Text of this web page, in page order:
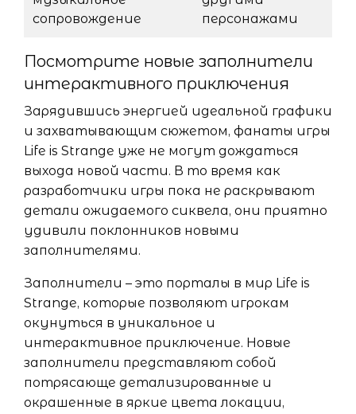
сопровождение
персонажами
Посмотрите новые заполнители
интерактивного приключения
Зарядившись энергией идеальной графики
и захватывающим сюжетом, фанаты игры
Life is Strange уже не могут дождаться
выхода новой части. В то время как
разработчики игры пока не раскрывают
детали ожидаемого сиквела, они приятно
удивили поклонников новыми
заполнителями.
Заполнители – это порталы в мир Life is
Strange, которые позволяют игрокам
окунуться в уникальное и
интерактивное приключение. Новые
заполнители представляют собой
потрясающе детализированные и
окрашенные в яркие цвета локации,